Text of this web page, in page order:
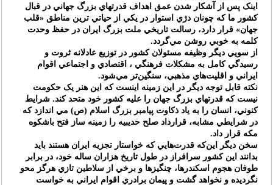
اينک پس از آشکار شدن عمق اهداف قدرتهاي بزرگ جهاني در قبال
کشور ما که چونان دژي استوار در يکي از حياتي ترين مناطق «قلب
جهان» قرار دارد، رسالت تاريخي ملت بزرگ ايران در حفظ وحدت
کلمه به خوبي روشن مي‌گردد.
از سويي ديگر وظيفه مسئولان کشور در توزيع عادلانه ثروت و
رسيدگي کامل به مشکلات فرهنگي ، اقتصادي و اجتماعي اقوام
ايراني و اقليت‌هاي مذهبي، سنگين‌تر مي‌شود.
نکته قابل توجه ديگر در اين زمينه اينست که اين هنر يک حکومت
نيست که قدرتهاي بزرگ جهان را عليه کشور خود متحد کند. شرايط
کنوني، انسان را به ياد ذکاوت پيامبر بزرگ اسلام (ص) مي اندازد که
در شرايطي مشابه، قرارداد صلح حديبيه را زمينه ساز فتح باشکوه
مکه قرار داد.
سخن ديگر اين‌که قدرت‌هايي که خواستار تجزيه ايران هستند بايد
بدانند اين کشور سرافراز در طول تاريخ هزاران ساله خود، در برابر
طوفان هجوم اسکندرها، چنگيزها و برخي از سلاطين تازي هرگز محو
نگرديده و نخواهد گشت و پيمان برادري اقوام ايراني به خواست